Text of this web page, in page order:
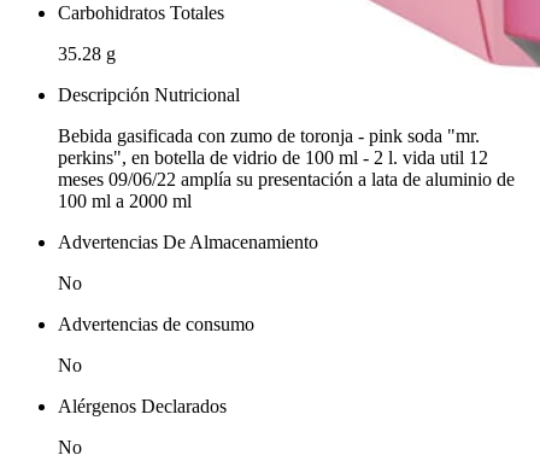
Carbohidratos Totales
35.28 g
Descripción Nutricional
Bebida gasificada con zumo de toronja - pink soda "mr.
perkins", en botella de vidrio de 100 ml - 2 l. vida util 12
meses 09/06/22 amplía su presentación a lata de aluminio de
100 ml a 2000 ml
Advertencias De Almacenamiento
No
Advertencias de consumo
No
Alérgenos Declarados
No